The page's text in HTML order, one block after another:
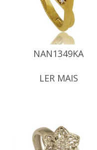
NAN1349KA
LER MAIS